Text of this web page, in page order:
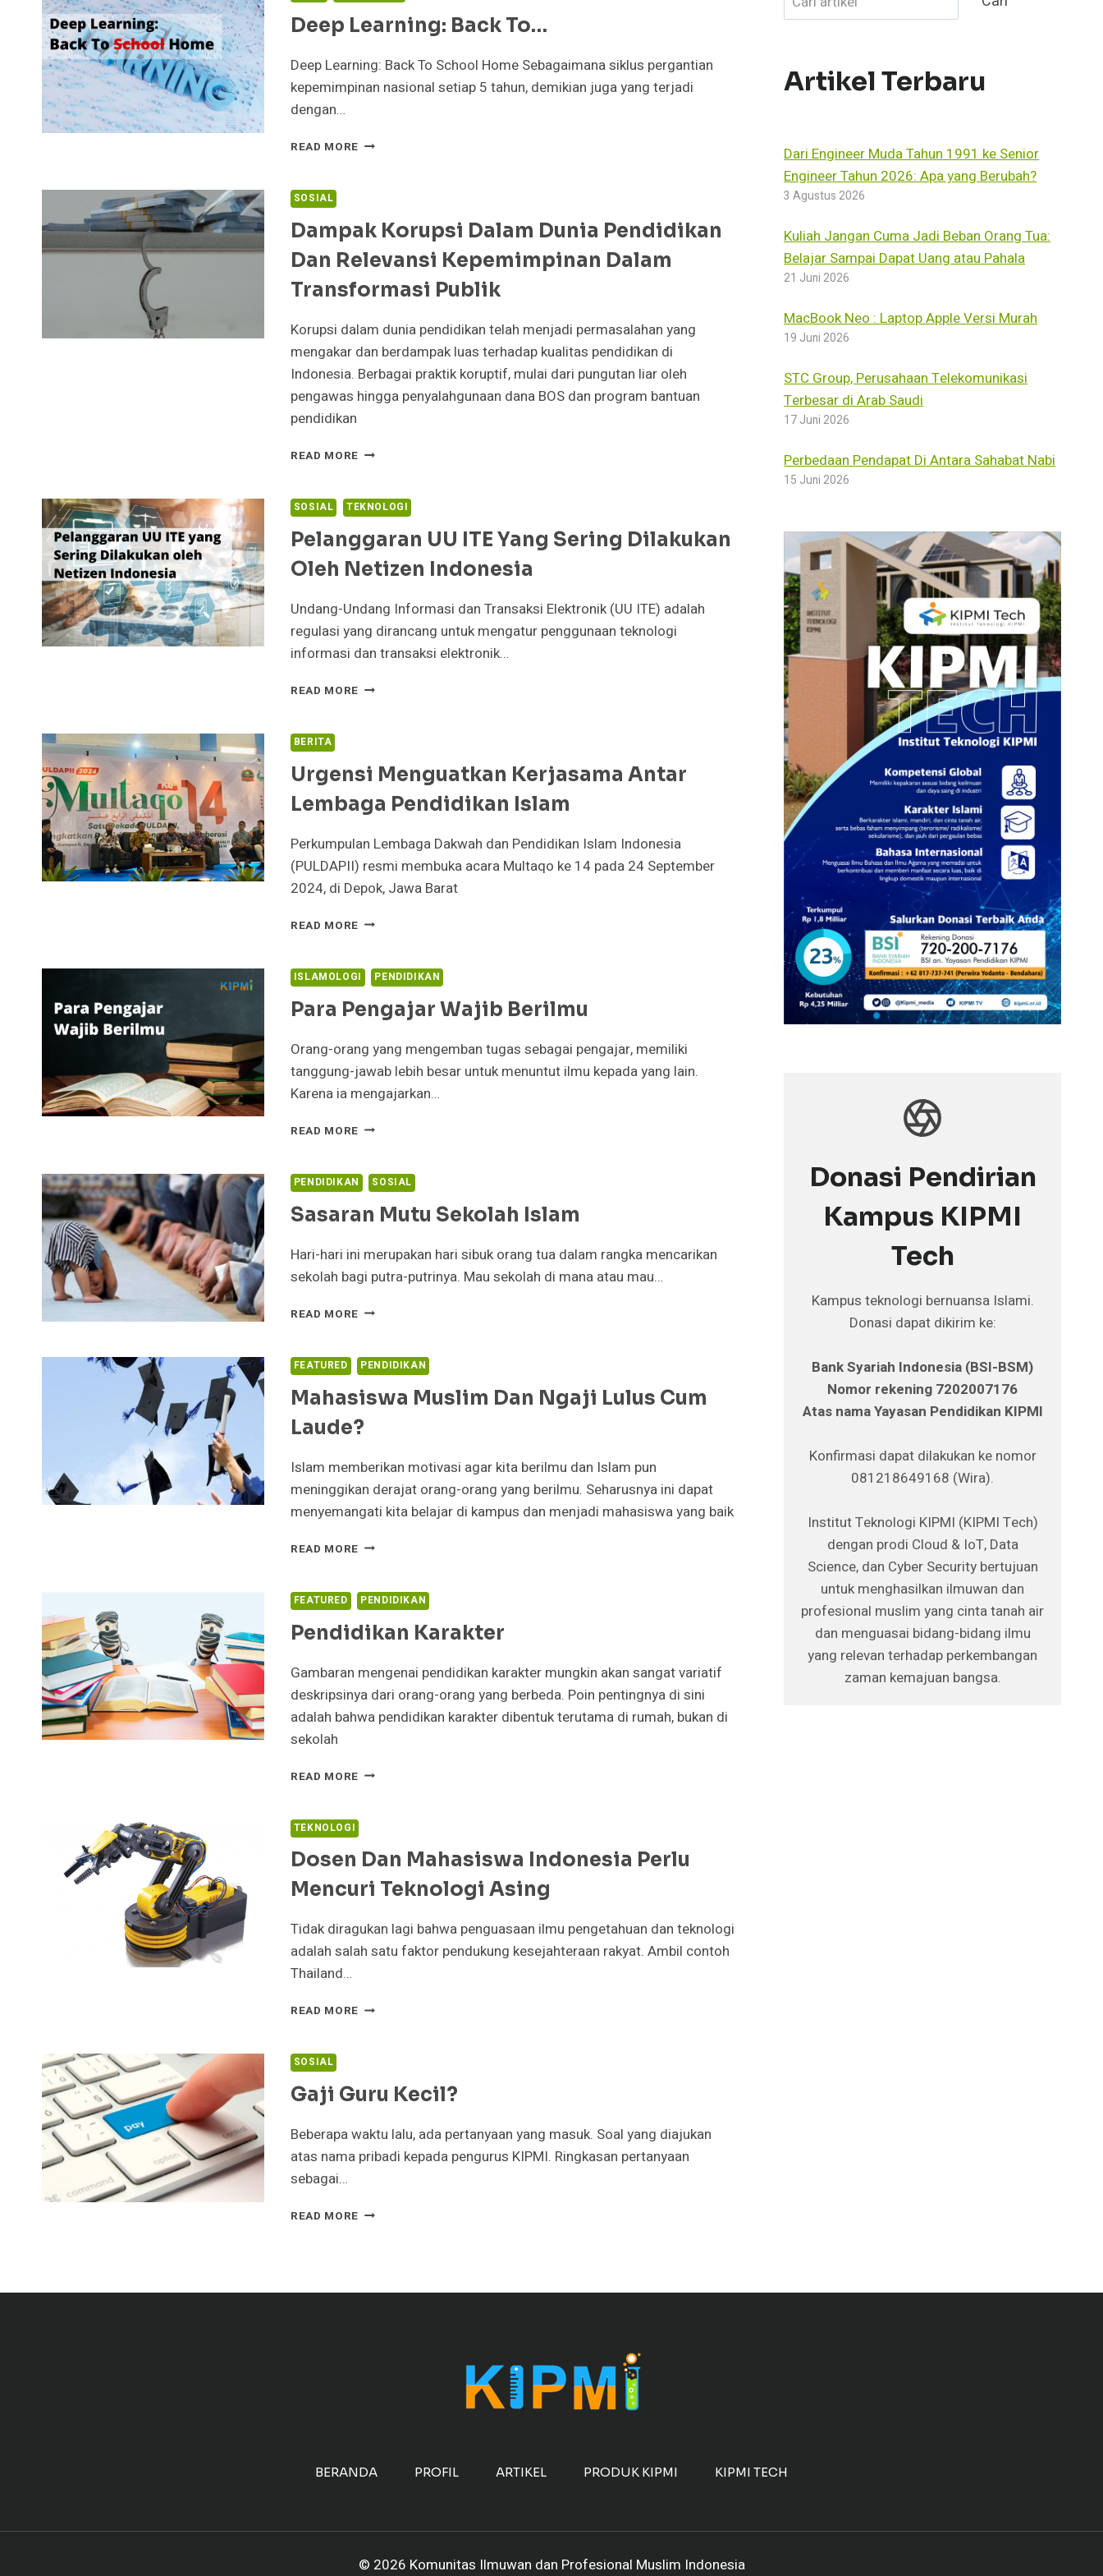
Deep Learning: Back To…
Deep Learning: Back To School Home Sebagaimana siklus pergantian
kepemimpinan nasional setiap 5 tahun, demikian juga yang terjadi
dengan…
READ MORE DEEP
SOSIAL
Dampak Korupsi Dalam Dunia Pendidikan
Dan Relevansi Kepemimpinan Dalam
Transformasi Publik
Korupsi dalam dunia pendidikan telah menjadi permasalahan yang
mengakar dan berdampak luas terhadap kualitas pendidikan di
Indonesia. Berbagai praktik koruptif, mulai dari pungutan liar oleh
pengawas hingga penyalahgunaan dana BOS dan program bantuan
pendidikan
READ MORE DAMPAK
DUNIA
PENDIDIKAN
DAN
RELEVANSI
KEPEMIMPINAN
TRANSFORMASI
PUBLIK
SOSIAL TEKNOLOGI
Pelanggaran UU ITE Yang Sering Dilakukan
Oleh Netizen Indonesia
Undang-Undang Informasi dan Transaksi Elektronik (UU ITE) adalah
regulasi yang dirancang untuk mengatur penggunaan teknologi
informasi dan transaksi elektronik…
READ MORE PELANGGARAN
DILAKUKAN
NETIZEN
BERITA
Urgensi Menguatkan Kerjasama Antar
Lembaga Pendidikan Islam
Perkumpulan Lembaga Dakwah dan Pendidikan Islam Indonesia
(PULDAPII) resmi membuka acara Multaqo ke 14 pada 24 September
2024, di Depok, Jawa Barat
READ MORE URGENSI
ANTAR
LEMBAGA
PENDIDIKAN
ISLAM
ISLAMOLOGI PENDIDIKAN
Para Pengajar Wajib Berilmu
Orang-orang yang mengemban tugas sebagai pengajar, memiliki
tanggung-jawab lebih besar untuk menuntut ilmu kepada yang lain.
Karena ia mengajarkan…
READ MORE PARA
BERILMU
PENDIDIKAN SOSIAL
Sasaran Mutu Sekolah Islam
Hari-hari ini merupakan hari sibuk orang tua dalam rangka mencarikan
sekolah bagi putra-putrinya. Mau sekolah di mana atau mau…
READ MORE SASARAN
ISLAM
FEATURED PENDIDIKAN
Mahasiswa Muslim Dan Ngaji Lulus Cum
Laude?
Islam memberikan motivasi agar kita berilmu dan Islam pun
meninggikan derajat orang-orang yang berilmu. Seharusnya ini dapat
menyemangati kita belajar di kampus dan menjadi mahasiswa yang baik
READ MORE MAHASISWA
NGAJI
LULUS
CUM
FEATURED PENDIDIKAN
Pendidikan Karakter
Gambaran mengenai pendidikan karakter mungkin akan sangat variatif
deskripsinya dari orang-orang yang berbeda. Poin pentingnya di sini
adalah bahwa pendidikan karakter dibentuk terutama di rumah, bukan di
sekolah
READ MORE PENDIDIKAN
TEKNOLOGI
Dosen Dan Mahasiswa Indonesia Perlu
Mencuri Teknologi Asing
Tidak diragukan lagi bahwa penguasaan ilmu pengetahuan dan teknologi
adalah salah satu faktor pendukung kesejahteraan rakyat. Ambil contoh
Thailand…
READ MORE DOSEN
MENCURI
ASING
SOSIAL
Gaji Guru Kecil?
Beberapa waktu lalu, ada pertanyaan yang masuk. Soal yang diajukan
atas nama pribadi kepada pengurus KIPMI. Ringkasan pertanyaan
sebagai…
READ MORE GAJI
Artikel Terbaru
Dari Engineer Muda Tahun 1991 ke Senior
Engineer Tahun 2026: Apa yang Berubah?
3 Agustus 2026
Kuliah Jangan Cuma Jadi Beban Orang Tua:
Belajar Sampai Dapat Uang atau Pahala
21 Juni 2026
MacBook Neo : Laptop Apple Versi Murah
19 Juni 2026
STC Group, Perusahaan Telekomunikasi
Terbesar di Arab Saudi
17 Juni 2026
Perbedaan Pendapat Di Antara Sahabat Nabi
15 Juni 2026
Donasi Pendirian
Kampus KIPMI
Tech
Kampus teknologi bernuansa Islami.
Donasi dapat dikirim ke:
Bank Syariah Indonesia (BSI-BSM)
Nomor rekening 7202007176
Atas nama Yayasan Pendidikan KIPMI
Konfirmasi dapat dilakukan ke nomor
081218649168 (Wira).
Institut Teknologi KIPMI (KIPMI Tech)
dengan prodi Cloud & IoT, Data
Science, dan Cyber Security bertujuan
untuk menghasilkan ilmuwan dan
profesional muslim yang cinta tanah air
dan menguasai bidang-bidang ilmu
yang relevan terhadap perkembangan
zaman kemajuan bangsa.
BERANDA PROFIL ARTIKEL PRODUK KIPMI KIPMI TECH
© 2026 Komunitas Ilmuwan dan Profesional Muslim Indonesia